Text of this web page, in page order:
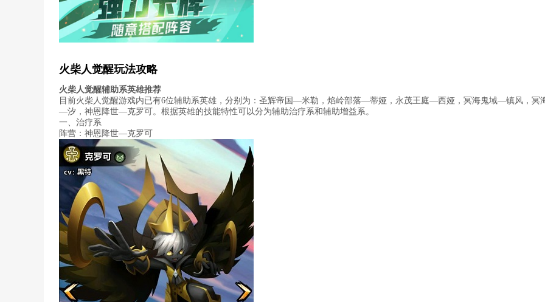
火柴人觉醒玩法攻略
火柴人觉醒辅助系英雄推荐
目前火柴人觉醒游戏内已有6位辅助系英雄，分别为：圣辉帝国—米勒，焰岭部落—蒂娅，永茂王庭—西娅，冥海鬼域—镇风，冥
—汐，神恩降世—克罗可。根据英雄的技能特性可以分为辅助治疗系和辅助增益系。
一、治疗系
阵营：神恩降世—克罗可